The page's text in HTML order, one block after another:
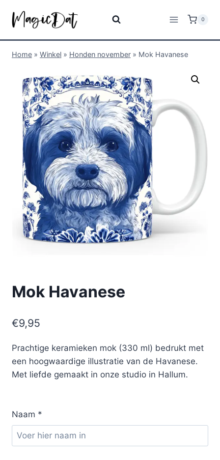
0
Home » Winkel » Honden november » Mok Havanese
Mok Havanese
€9,95
Prachtige keramieken mok (330 ml) bedrukt met
een hoogwaardige illustratie van de Havanese.
Met liefde gemaakt in onze studio in Hallum.
Naam *